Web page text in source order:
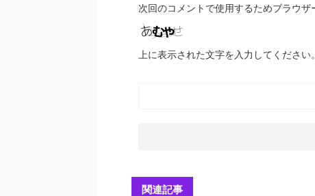
次回のコメントで使用するためブラウザ
上に表示された文字を入力してください。
関連記事